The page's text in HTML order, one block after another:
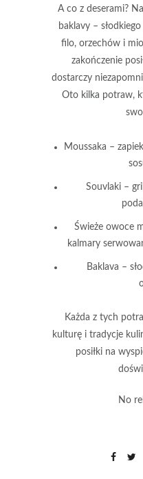
A co z deserami?
baklavy –
filo, orzechów i
zakończenie
dostarczy
Oto kilka potraw,
Moussaka –
Souvlaki–
Świeże owoce
kalmary
Baklava –
Każda z tych
kulturę i tradycje
posiłki na
No